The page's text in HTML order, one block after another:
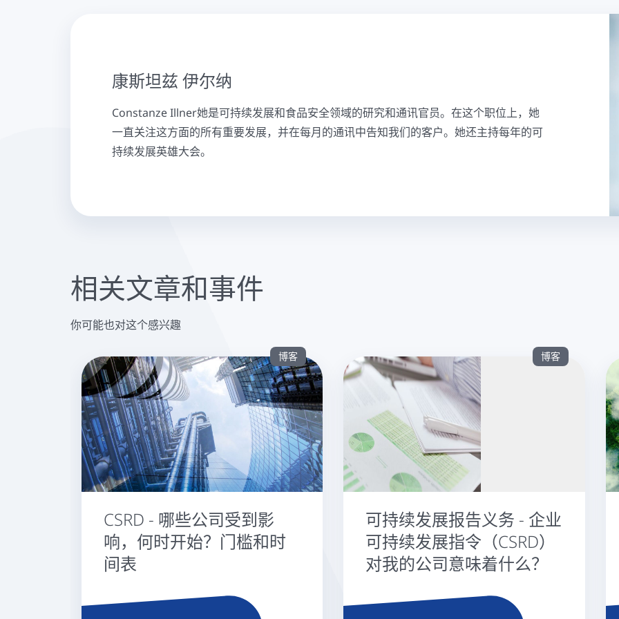
康斯坦兹 伊尔纳
Constanze Illner她是可持续发展和食品安全领域的研究和通讯官员。在这个职位上，她
一直关注这方面的所有重要发展，并在每月的通讯中告知我们的客户。她还主持每年的可
持续发展英雄大会。
相关文章和事件
你可能也对这个感兴趣
博客
CSRD - 哪些公司受到影
响，何时开始？门槛和时
间表
博客
可持续发展报告义务 - 企业
可持续发展指令（CSRD）
对我的公司意味着什么？